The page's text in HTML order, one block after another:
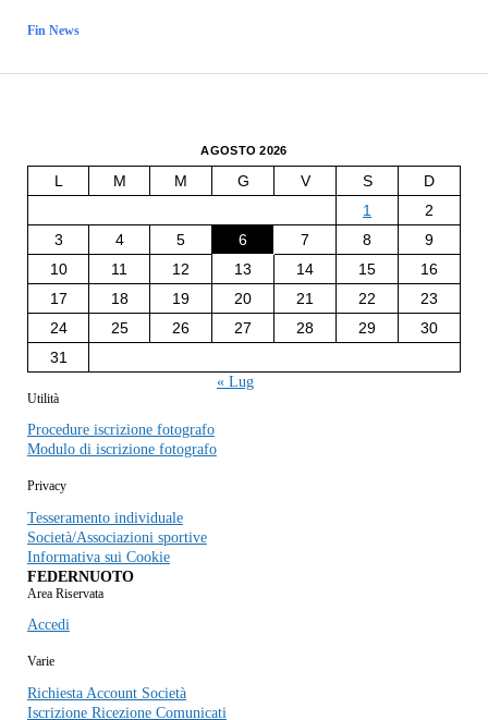
Fin News
AGOSTO 2026
L M M G V S
D
1
2
3
4 5 6 7 8
9
10
11 12 13 14 15
16
17
18 19 20 21 22
23
24
25 26 27 28 29
30
31
« Lug
Utilità
Procedure iscrizione fotografo
Modulo di iscrizione fotografo
Privacy
Tesseramento individuale
Società/Associazioni sportive
Informativa sui Cookie
FEDERNUOTO
Area Riservata
Accedi
Varie
Richiesta Account Società
Iscrizione Ricezione Comunicati